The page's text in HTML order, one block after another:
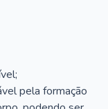
pela formação